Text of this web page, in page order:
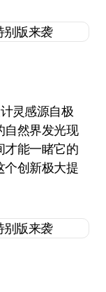
灵感源自极
自然界发光现
才能一睹它的
个创新极大提